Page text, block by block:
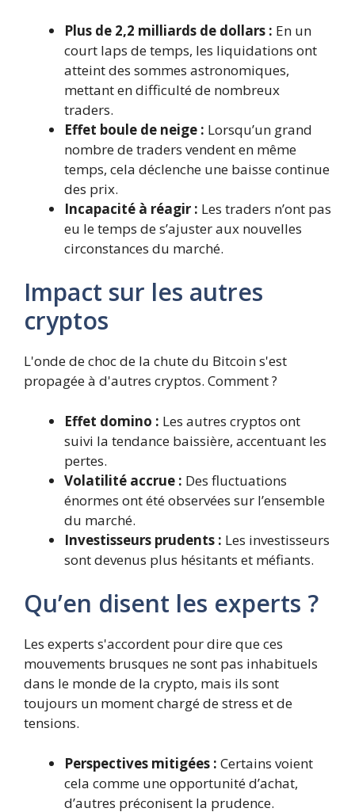
Plus de 2,2 milliards de dollars : En un
court laps de temps, les liquidations ont
atteint des sommes astronomiques,
mettant en difficulté de nombreux
traders.
Effet boule de neige : Lorsqu’un grand
nombre de traders vendent en même
temps, cela déclenche une baisse continue
des prix.
Incapacité à réagir : Les traders n’ont pas
eu le temps de s’ajuster aux nouvelles
circonstances du marché.
Impact sur les autres
cryptos
L'onde de choc de la chute du Bitcoin s'est
propagée à d'autres cryptos. Comment ?
Effet domino : Les autres cryptos ont
suivi la tendance baissière, accentuant les
pertes.
Volatilité accrue : Des fluctuations
énormes ont été observées sur l’ensemble
du marché.
Investisseurs prudents : Les investisseurs
sont devenus plus hésitants et méfiants.
Qu’en disent les experts ?
Les experts s'accordent pour dire que ces
mouvements brusques ne sont pas inhabituels
dans le monde de la crypto, mais ils sont
toujours un moment chargé de stress et de
tensions.
Perspectives mitigées : Certains voient
cela comme une opportunité d’achat,
d’autres préconisent la prudence.